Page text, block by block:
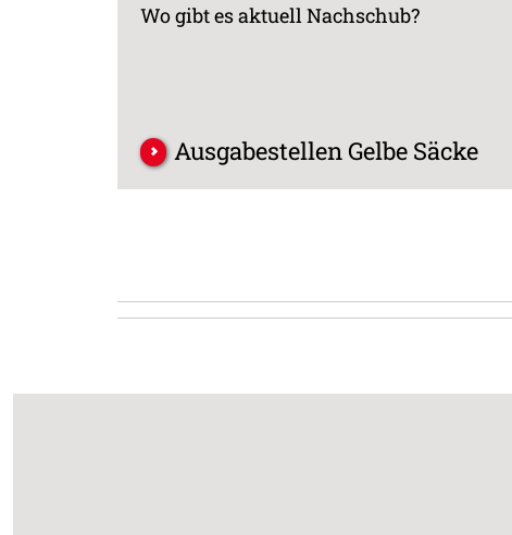
Wo gibt es aktuell Nachschub?
Ausgabestellen Gelbe Säcke